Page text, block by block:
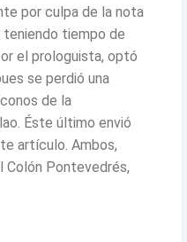
por culpa de la nota
teniendo tiempo de
el prologuista, optó
se perdió una
de la
Éste último envió
artículo. Ambos,
Colón Pontevedrés,